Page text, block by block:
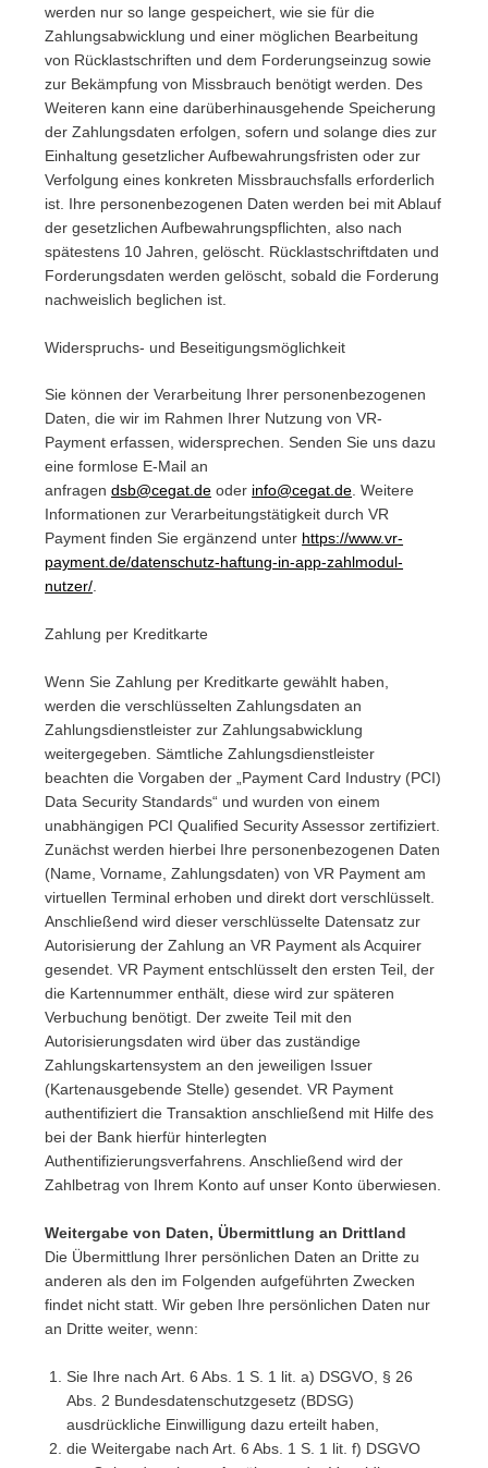
werden nur so lange gespeichert, wie sie für die
Zahlungsabwicklung und einer möglichen Bearbeitung
von Rücklastschriften und dem Forderungseinzug sowie
zur Bekämpfung von Missbrauch benötigt werden. Des
Weiteren kann eine darüberhinausgehende Speicherung
der Zahlungsdaten erfolgen, sofern und solange dies zur
Einhaltung gesetzlicher Aufbewahrungsfristen oder zur
Verfolgung eines konkreten Missbrauchsfalls erforderlich
ist. Ihre personenbezogenen Daten werden bei mit Ablauf
der gesetzlichen Aufbewahrungspflichten, also nach
spätestens 10 Jahren, gelöscht. Rücklastschriftdaten und
Forderungsdaten werden gelöscht, sobald die Forderung
nachweislich beglichen ist.
Widerspruchs- und Beseitigungsmöglichkeit
Sie können der Verarbeitung Ihrer personenbezogenen
Daten, die wir im Rahmen Ihrer Nutzung von VR-
Payment erfassen, widersprechen. Senden Sie uns dazu
eine formlose E-Mail an
anfragendsb@cegat.de oder info@cegat.de. Weitere
Informationen zur Verarbeitungstätigkeit durch VR
Payment finden Sie ergänzend unter https://www.vr-
payment.de/datenschutz-haftung-in-app-zahlmodul-
nutzer/.
Zahlung per Kreditkarte
Wenn Sie Zahlung per Kreditkarte gewählt haben,
werden die verschlüsselten Zahlungsdaten an
Zahlungsdienstleister zur Zahlungsabwicklung
weitergegeben. Sämtliche Zahlungsdienstleister
beachten die Vorgaben der „Payment Card Industry (PCI)
Data Security Standards“ und wurden von einem
unabhängigen PCI Qualified Security Assessor zertifiziert.
Zunächst werden hierbei Ihre personenbezogenen Daten
(Name, Vorname, Zahlungsdaten) von VR Payment am
virtuellen Terminal erhoben und direkt dort verschlüsselt.
Anschließend wird dieser verschlüsselte Datensatz zur
Autorisierung der Zahlung an VR Payment als Acquirer
gesendet. VR Payment entschlüsselt den ersten Teil, der
die Kartennummer enthält, diese wird zur späteren
Verbuchung benötigt. Der zweite Teil mit den
Autorisierungsdaten wird über das zuständige
Zahlungskartensystem an den jeweiligen Issuer
(Kartenausgebende Stelle) gesendet. VR Payment
authentifiziert die Transaktion anschließend mit Hilfe des
bei der Bank hierfür hinterlegten
Authentifizierungsverfahrens. Anschließend wird der
Zahlbetrag von Ihrem Konto auf unser Konto überwiesen.
Weitergabe von Daten, Übermittlung an Drittland
Die Übermittlung Ihrer persönlichen Daten an Dritte zu
anderen als den im Folgenden aufgeführten Zwecken
findet nicht statt. Wir geben Ihre persönlichen Daten nur
an Dritte weiter, wenn:
Sie Ihre nach Art. 6 Abs. 1 S. 1 lit. a) DSGVO, § 26
Abs. 2 Bundesdatenschutzgesetz (BDSG)
ausdrückliche Einwilligung dazu erteilt haben,
die Weitergabe nach Art. 6 Abs. 1 S. 1 lit. f) DSGVO